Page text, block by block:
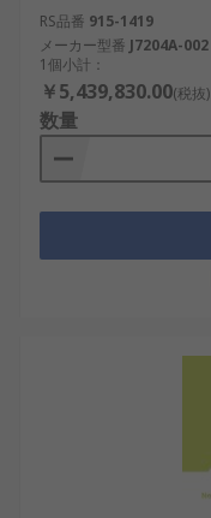
RS品番 915-1419
メーカー型番 J7204A-002
1個小計：
￥5,439,830.00(税抜)
数量